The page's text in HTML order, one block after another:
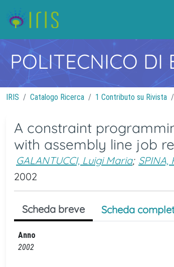
POLITECNICO DI
IRIS Catalogo Ricerca 1 Contributo su Rivista
A constraint
with assembly line job
GALANTUCCI, Luigi Maria; SPINA,
2002
Scheda breve Scheda
Anno
2002